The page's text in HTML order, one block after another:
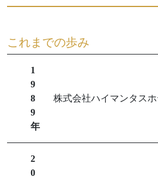
これまでの歩み
1
9
8
9
年
株式会社ハイマンタス
2
0